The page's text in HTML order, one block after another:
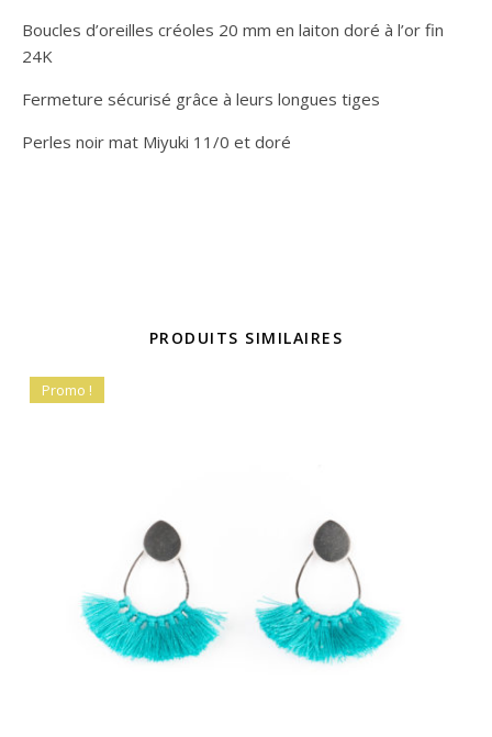
Boucles d’oreilles créoles 20 mm en laiton doré à l’or fin
24K
Fermeture sécurisé grâce à leurs longues tiges
Perles noir mat Miyuki 11/0 et doré
PRODUITS SIMILAIRES
Promo !